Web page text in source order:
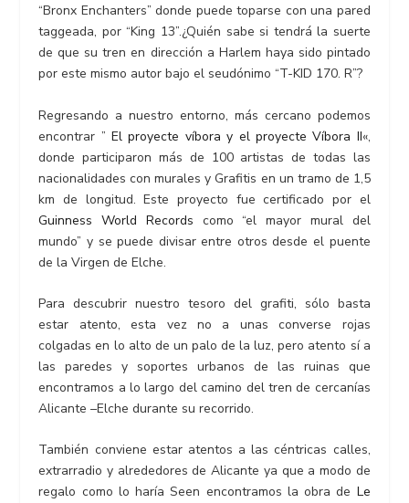
“Bronx Enchanters” donde puede toparse con una pared
taggeada, por “King 13”.¿Quién sabe si tendrá la suerte
de que su tren en dirección a Harlem haya sido pintado
por este mismo autor bajo el seudónimo “T-KID 170. R”?
Regresando a nuestro entorno, más cercano podemos
encontrar ”El proyecte víbora y el proyecte Víbora II«,
donde participaron más de 100 artistas de todas las
nacionalidades con murales y Grafitis en un tramo de 1,5
km de longitud. Este proyecto fue certificado por el
Guinness World Records como “el mayor mural del
mundo” y se puede divisar entre otros desde el puente
de la Virgen de Elche.
Para descubrir nuestro tesoro del grafiti, sólo basta
estar atento, esta vez no a unas converse rojas
colgadas en lo alto de un palo de la luz, pero atento sí a
las paredes y soportes urbanos de las ruinas que
encontramos a lo largo del camino del tren de cercanías
Alicante –Elche durante su recorrido.
También conviene estar atentos a las céntricas calles,
extrarradio y alrededores de Alicante ya que a modo de
regalo como lo haría Seen encontramos la obra de Le